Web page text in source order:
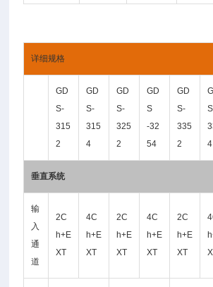
详细规格
GD
S-
315
2
GD
S-
315
4
GD
S-
325
2
GD
S
-32
54
GD
S-
335
2
4
垂直系统
输
入
通
道
2C
h+E
XT
4C
h+E
XT
2C
h+E
XT
4C
h+E
XT
2C
h+E
XT